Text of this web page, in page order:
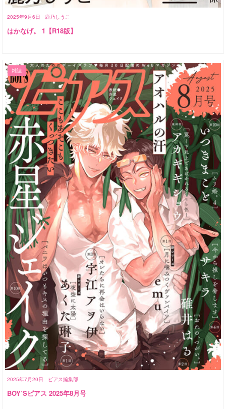
2025年9月6日 鹿乃しうこ
はかなげ。 1【R18版】
2025年7月20日 ピアス編集部
雑誌
BOY’Sピアス 2025年8月号